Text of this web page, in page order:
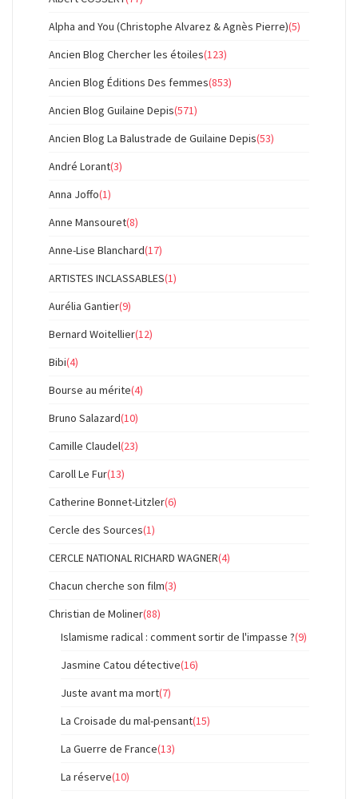
Alpha and You (Christophe Alvarez & Agnès Pierre)(5)
Ancien Blog Chercher les étoiles(123)
Ancien Blog Éditions Des femmes(853)
Ancien Blog Guilaine Depis(571)
Ancien Blog La Balustrade de Guilaine Depis(53)
André Lorant(3)
Anna Joffo(1)
Anne Mansouret(8)
Anne-Lise Blanchard(17)
ARTISTES INCLASSABLES(1)
Aurélia Gantier(9)
Bernard Woitellier(12)
Bibi(4)
Bourse au mérite(4)
Bruno Salazard(10)
Camille Claudel(23)
Caroll Le Fur(13)
Catherine Bonnet-Litzler(6)
Cercle des Sources(1)
CERCLE NATIONAL RICHARD WAGNER(4)
Chacun cherche son film(3)
Christian de Moliner(88)
Islamisme radical : comment sortir de l'impasse ?(9)
Jasmine Catou détective(16)
Juste avant ma mort(7)
La Croisade du mal-pensant(15)
La Guerre de France(13)
La réserve(10)